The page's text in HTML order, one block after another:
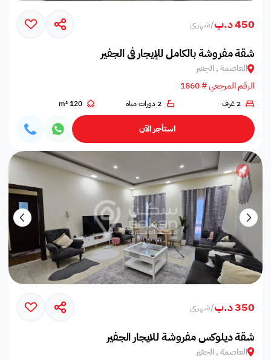
450 د.ب /شهري
شقة مفروشة بالكامل للإيجار في الجفير
العاصمة , الجفير
الرقم المرجعي # 1860
2 غرف 2 دورات مياه 120 m²
استأجر الآن
350 د.ب /شهري
شقة ديلوكس مفروشة للايجار الجفير
العاصمة , الجفير